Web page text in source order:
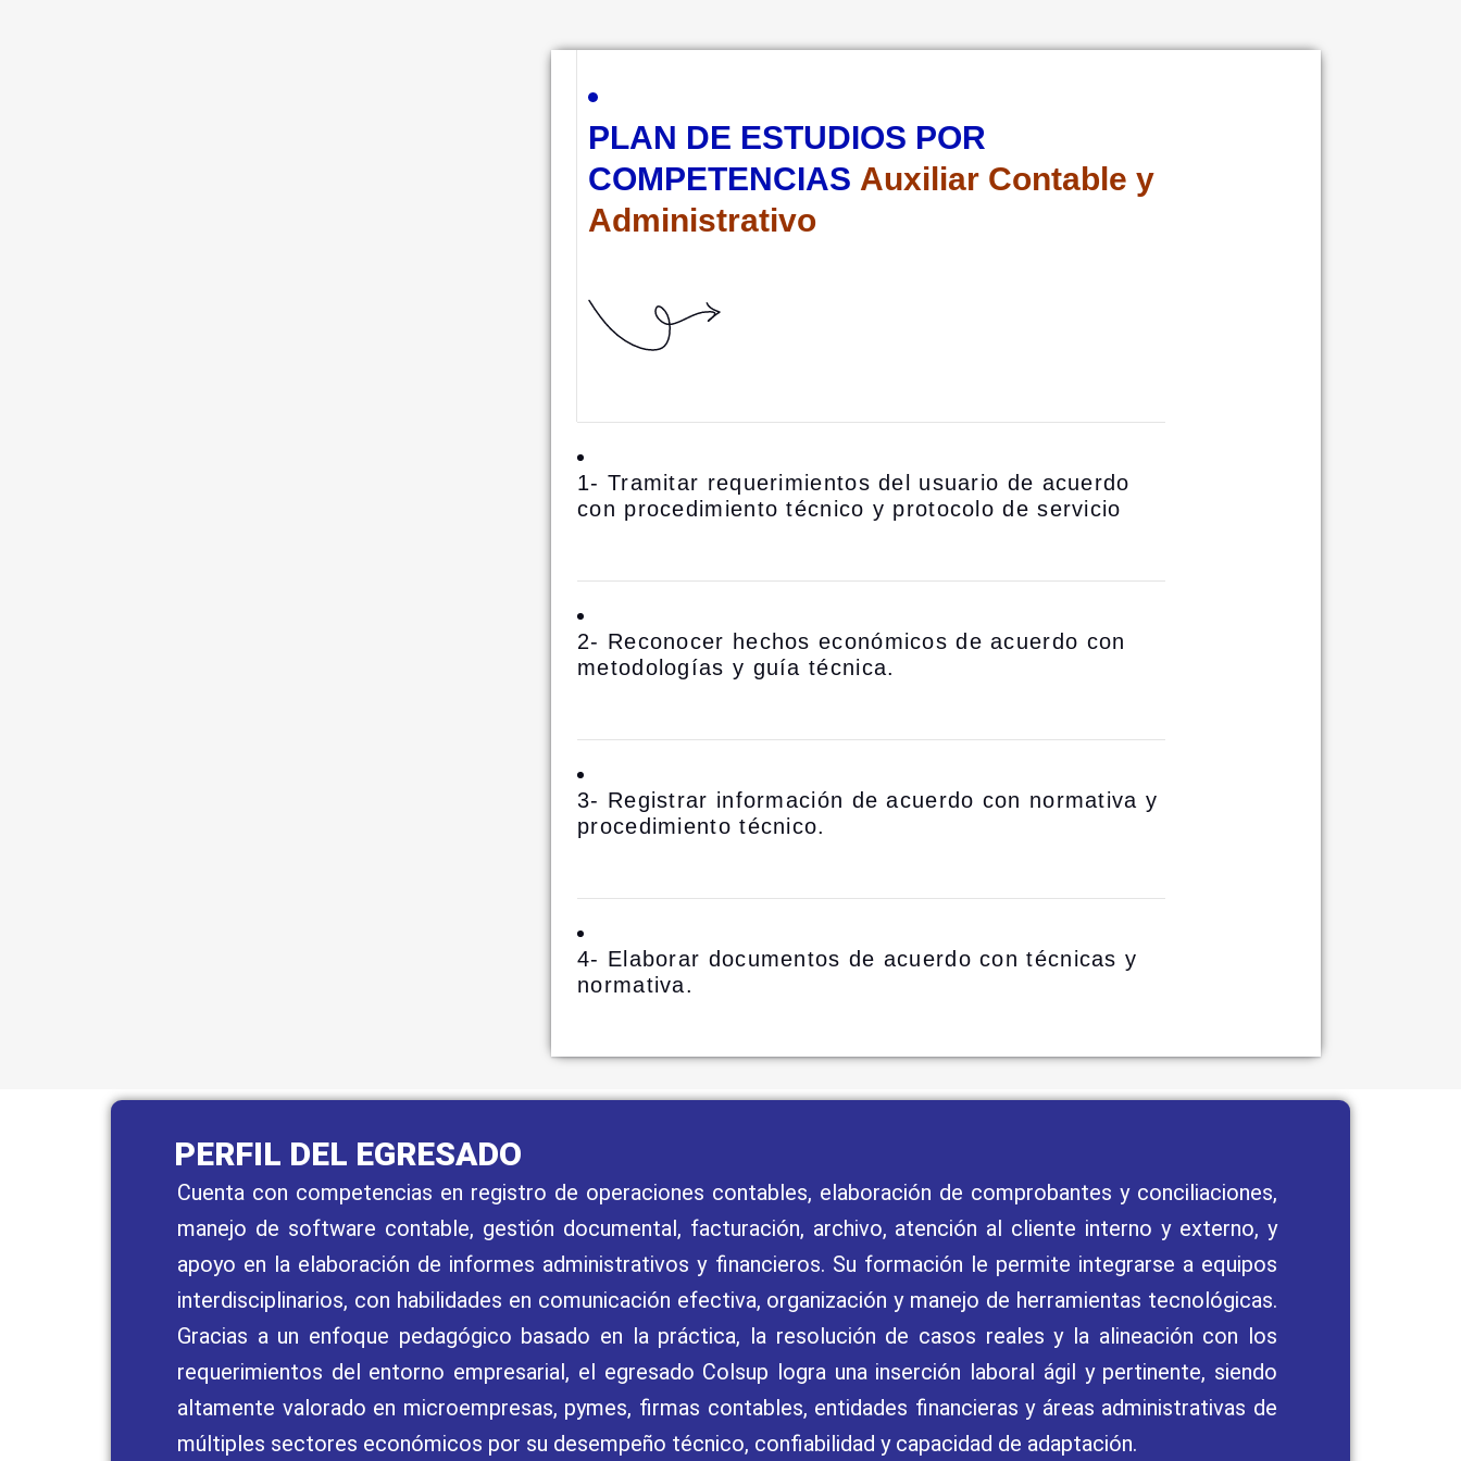
PLAN DE ESTUDIOS POR
COMPETENCIAS Auxiliar Contable y
Administrativo
1- Tramitar requerimientos del usuario de acuerdo
con procedimiento técnico y protocolo de servicio
2- Reconocer hechos económicos de acuerdo con
metodologías y guía técnica.
3- Registrar información de acuerdo con normativa y
procedimiento técnico.
4- Elaborar documentos de acuerdo con técnicas y
normativa.
PERFIL DEL EGRESADO
Cuenta con competencias en registro de operaciones contables, elaboración de comprobantes y conciliaciones,
manejo de software contable, gestión documental, facturación, archivo, atención al cliente interno y externo, y
apoyo en la elaboración de informes administrativos y financieros. Su formación le permite integrarse a equipos
interdisciplinarios, con habilidades en comunicación efectiva, organización y manejo de herramientas tecnológicas.
Gracias a un enfoque pedagógico basado en la práctica, la resolución de casos reales y la alineación con los
requerimientos del entorno empresarial, el egresado Colsup logra una inserción laboral ágil y pertinente, siendo
altamente valorado en microempresas, pymes, firmas contables, entidades financieras y áreas administrativas de
múltiples sectores económicos por su desempeño técnico, confiabilidad y capacidad de adaptación.